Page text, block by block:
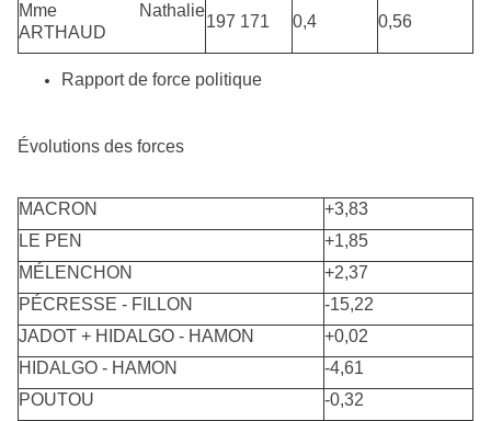
Mme Nathalie
ARTHAUD
197 171 0,4 0,56
Rapport de force politique
Évolutions des forces
MACRON
+3,83
LE PEN
+1,85
MÉLENCHON
+2,37
PÉCRESSE - FILLON
-15,22
JADOT + HIDALGO - HAMON
+0,02
HIDALGO - HAMON
-4,61
POUTOU
-0,32